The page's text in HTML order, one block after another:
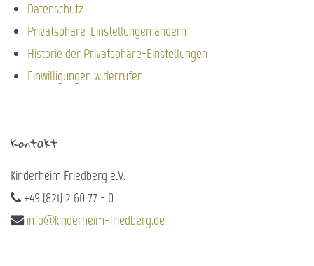
Datenschutz
Privatsphäre-Einstellungen ändern
Historie der Privatsphäre-Einstellungen
Einwilligungen widerrufen
Kontakt
Kinderheim Friedberg e.V.
+49 (821) 2 60 77 - 0
info@kinderheim-friedberg.de